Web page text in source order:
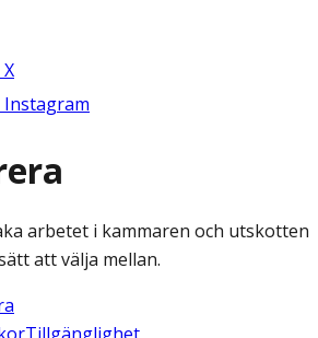
Instagram
arbetet i kammaren och utskotten
att välja mellan.
Tillgänglighet